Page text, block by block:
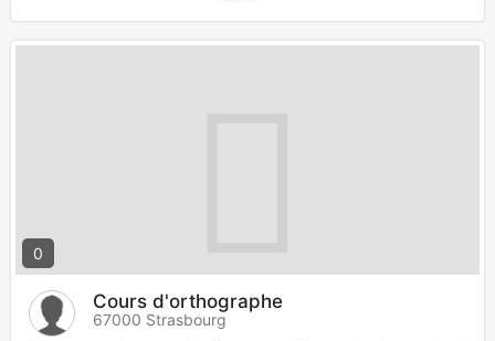
0
Cours d'orthographe
67000 Strasbourg